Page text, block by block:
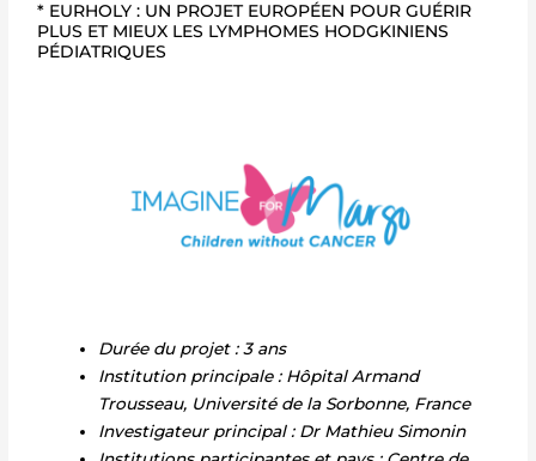
* EURHOLY : UN PROJET EUROPÉEN POUR GUÉRIR
PLUS ET MIEUX LES LYMPHOMES HODGKINIENS
PÉDIATRIQUES
Durée du projet : 3 ans
Institution principale : Hôpital Armand
Trousseau, Université de la Sorbonne, France
Investigateur principal : Dr Mathieu Simonin